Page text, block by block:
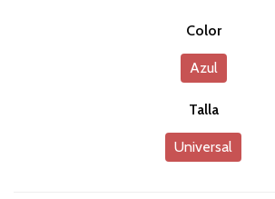
Color
Azul
Talla
Universal